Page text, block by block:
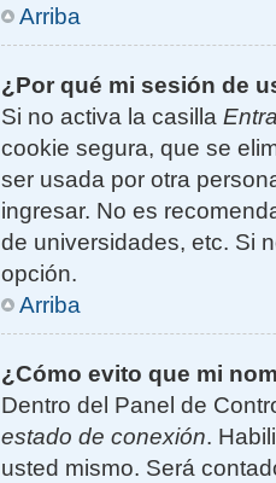
Arriba
¿Por qué mi sesión de
Si no activa la casilla
cookie segura, que se
ser usada por otra
ingresar. No es
de universidades, etc. Si
opción.
Arriba
¿Cómo evito que mi
Dentro del Panel de
estado de conexión.
usted mismo. Será